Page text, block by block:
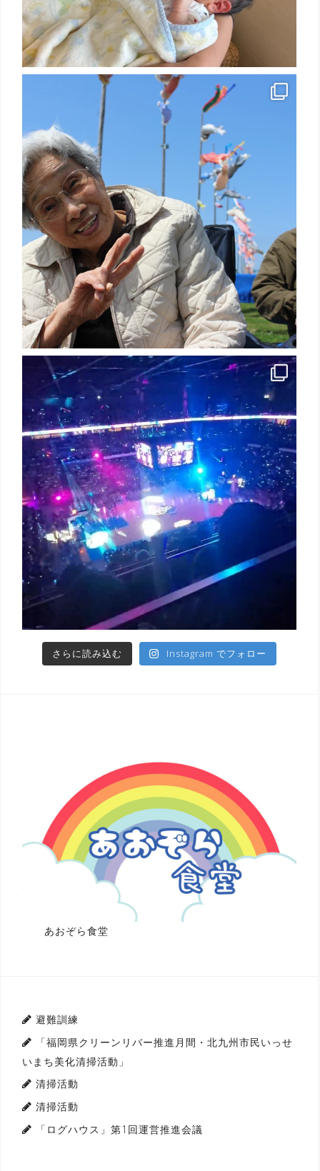
さらに読み込む Instagram でフォロー
あおぞら食堂
避難訓練
「福岡県クリーンリバー推進月間・北九州市民いっせ
いまち美化清掃活動」
清掃活動
清掃活動
「ログハウス」第1回運営推進会議